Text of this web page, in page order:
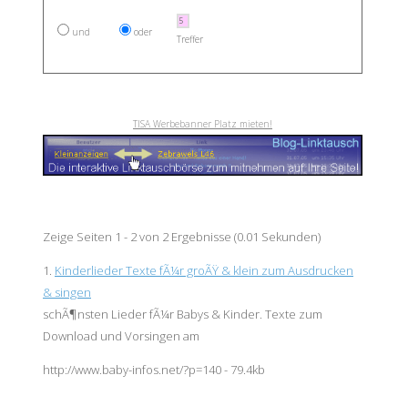
und oder
Treffer
TISA Werbebanner Platz mieten!
Zeige Seiten 1 - 2 von 2 Ergebnisse (0.01 Sekunden)
1. Kinderlieder Texte fÃ¼r groÃŸ & klein zum Ausdrucken
& singen
schÃ¶nsten Lieder fÃ¼r Babys & Kinder. Texte zum
Download und Vorsingen am
http://www.baby-infos.net/?p=140 - 79.4kb